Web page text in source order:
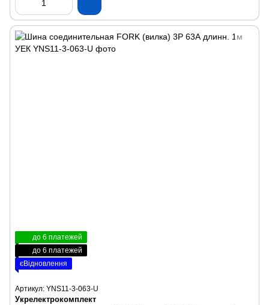
до 6 платежей
до 6 платежей
єВідновлення
Артикул: YNS11-3-063-U
Укрелектрокомплект